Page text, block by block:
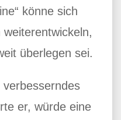
könne sich
überlegen sei.
er, würde eine